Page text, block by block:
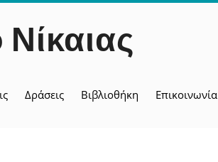
Δράσεις Βιβλιοθήκη Επικοινωνία